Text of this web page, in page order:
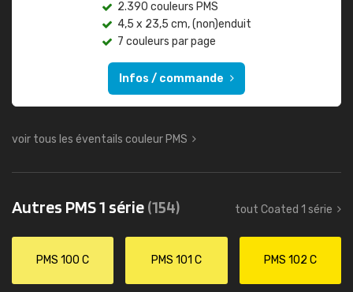
2.390 couleurs PMS
4,5 x 23,5 cm, (non)enduit
7 couleurs par page
Infos / commande
voir tous les éventails couleur PMS
Autres PMS 1 série(154) tout Coated 1 série
PMS 100 C PMS 101 C PMS 102 C